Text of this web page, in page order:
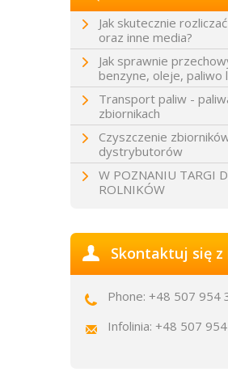
Jak skutecznie
oraz inne media?
Jak sprawnie
benzyne, oleje, paliwo
Transport paliw -
zbiornikach
Czyszczenie
dystrybutorów
W POZNANIU TARGI
ROLNIKÓW
Skontaktuj się z
Phone: +48 507 954
Infolinia: +48 507